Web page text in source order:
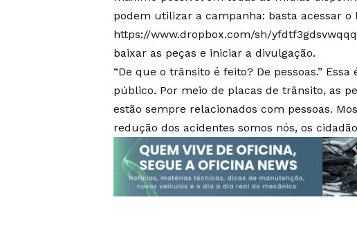
podem utilizar a campanha: basta acessar o
https://www.dropbox.com/sh/
baixar as peças e iniciar a divulgação.
“De que o trânsito é feito? De pessoas.”
público. Por meio de placas de trânsito, as
estão sempre relacionados com pessoas.
redução dos acidentes somos nós, os